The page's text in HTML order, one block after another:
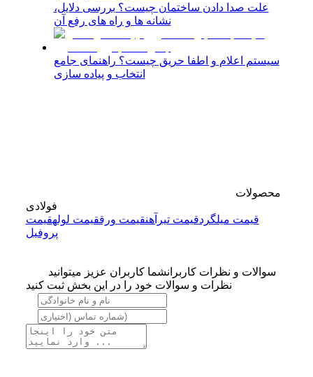
علت صدا دادن ساختمان چیست؟ بررسی دلایل،
نشانه‌ ها و راه‌ های رفع آن
سیستم اعلام و اطفا حریق چیست؟ راهنمای جامع
انتخاب و پیاده ‌سازی
محصولات
فولادی
قیمت میلگردقیمت تیرآهنقیمت ورققیمت لولهقیمت
پروفیل
سوالات و نظرات کاربرانشما کاربران عزیز میتوانید
نظرات و سوالات خود را در این بخش ثبت کنید